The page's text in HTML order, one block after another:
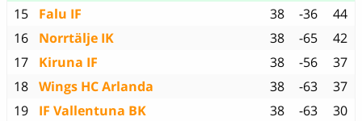
15
Falu IF 38 -36
44
16
Norrtälje IK 38 -65
42
17
Kiruna IF 38 -56
37
18 Wings HC Arlanda 38 -63
37
19
IF Vallentuna BK 38 -63
30